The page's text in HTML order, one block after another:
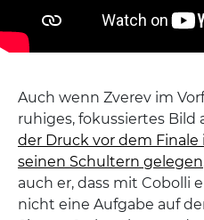
Auch wenn Zverev im
ruhiges, fokussiertes
der Druck vor dem
seinen Schultern gelegen
auch er, dass mit Cobolli
nicht eine Aufgabe auf